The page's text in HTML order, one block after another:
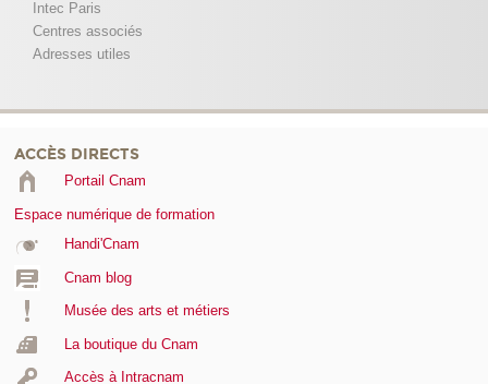
Intec Paris
Centres associés
Adresses utiles
ACCÈS DIRECTS
Portail Cnam
Espace numérique de formation
Handi'Cnam
Cnam blog
Musée des arts et métiers
La boutique du Cnam
Accès à Intracnam